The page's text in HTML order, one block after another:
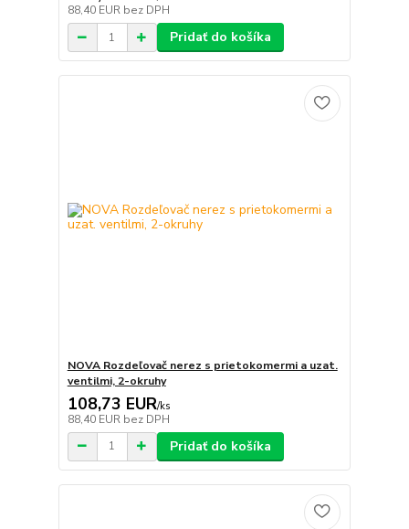
88,40 EUR bez DPH
Pridať do košíka
NOVA Rozdeľovač nerez s prietokomermi a uzat.
ventilmi, 2-okruhy
108,73 EUR/ks
88,40 EUR bez DPH
Pridať do košíka